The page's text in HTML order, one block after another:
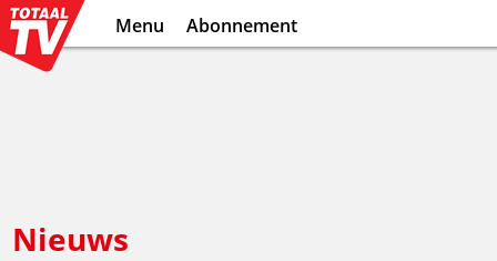
Menu Abonnement
Nieuws